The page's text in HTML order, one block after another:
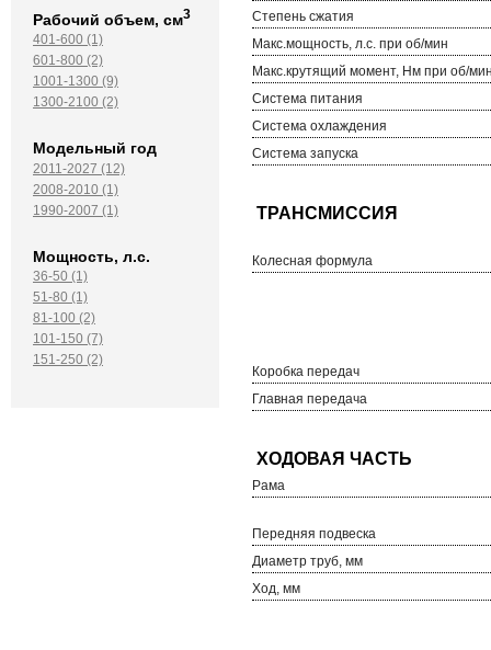
Рабочий объем, см3
401-600 (1)
601-800 (2)
1001-1300 (9)
1300-2100 (2)
Модельный год
2011-2027 (12)
2008-2010 (1)
1990-2007 (1)
Мощность, л.с.
36-50 (1)
51-80 (1)
81-100 (2)
101-150 (7)
151-250 (2)
Степень сжатия
Макс.мощность, л.с. при об/мин
Макс.крутящий момент, Нм при об/
Система питания
Система охлаждения
Система запуска
Колесная формула
Коробка передач
Главная передача
Рама
Передняя подвеска
Диаметр труб, мм
Ход, мм